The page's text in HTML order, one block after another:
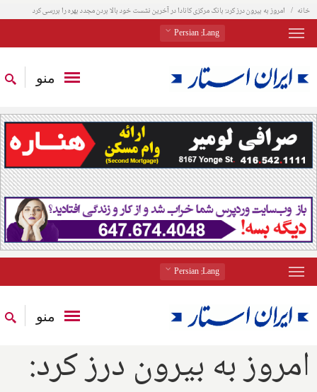
خانه امروز به بیرون درز کرد: بانک مرکزی کانادا در آخرین نشست خود بالا بردن مجدد بهره را بررسی کرد
Lang
: Persian
منو
Lang
: Persian
منو
امروز به بیرون درز کرد: